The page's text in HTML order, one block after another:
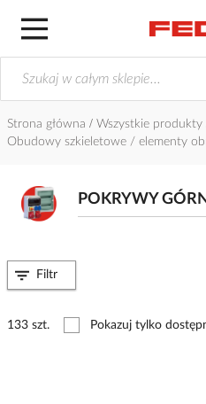
Strona główna Wszystkie produkty
Obudowy szkieletowe / elementy
POKRYWY
133 szt. Pokazuj tylko
Filtr